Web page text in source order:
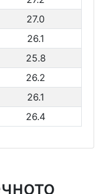
27.0
26.1
25.8
26.2
26.1
26.4